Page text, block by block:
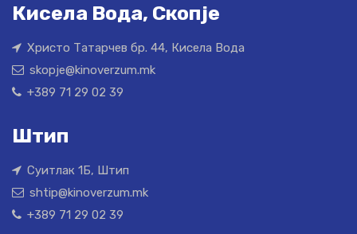
Кисела Вода, Скопје
Христо Татарчев бр. 44, Кисела Вода
skopje@kinoverzum.mk
+389 71 29 02 39
Штип
Суитлак 1Б, Штип
shtip@kinoverzum.mk
+389 71 29 02 39